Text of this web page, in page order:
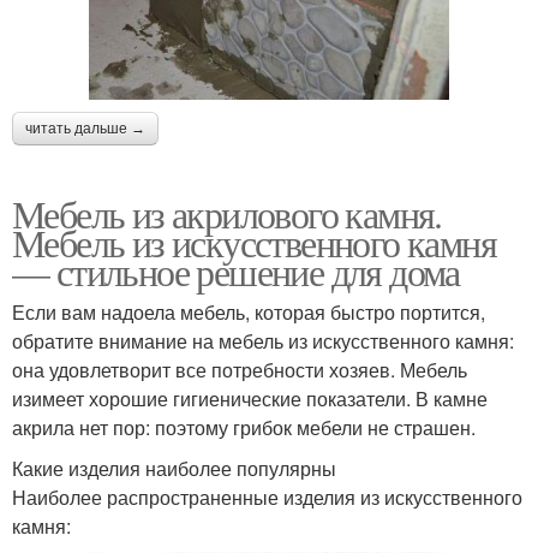
читать дальше →
Мебель из акрилового камня.
Мебель из искусственного камня
— стильное решение для дома
Если вам надоела мебель, которая быстро портится,
обратите внимание на мебель из искусственного камня:
она удовлетворит все потребности хозяев. Мебель
изимеет хорошие гигиенические показатели. В камне
акрила нет пор: поэтому грибок мебели не страшен.
Какие изделия наиболее популярны
Наиболее распространенные изделия из искусственного
камня: